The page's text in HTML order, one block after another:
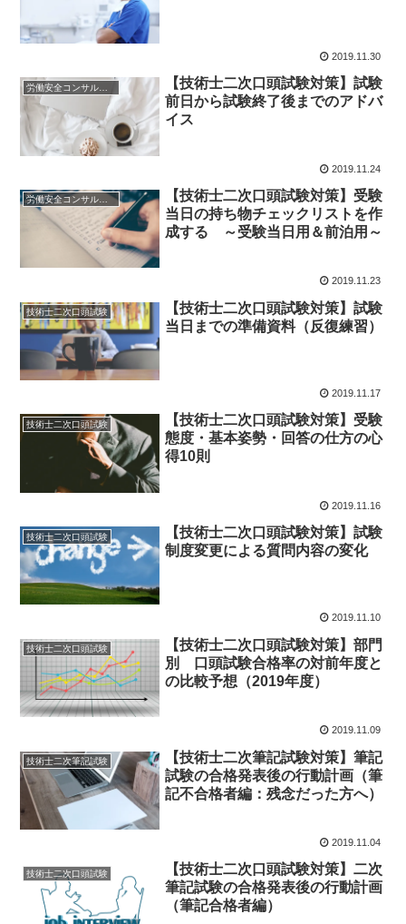
2019.11.30
労働安全コンサルタント
【技術士二次口頭試験対策】試験
前日から試験終了後までのアドバ
イス
2019.11.24
労働安全コンサルタント
【技術士二次口頭試験対策】受験
当日の持ち物チェックリストを作
成する ～受験当日用＆前泊用～
2019.11.23
技術士二次口頭試験
【技術士二次口頭試験対策】試験
当日までの準備資料（反復練習）
2019.11.17
技術士二次口頭試験
【技術士二次口頭試験対策】受験
態度・基本姿勢・回答の仕方の心
得10則
2019.11.16
技術士二次口頭試験
【技術士二次口頭試験対策】試験
制度変更による質問内容の変化
2019.11.10
技術士二次口頭試験
【技術士二次口頭試験対策】部門
別 口頭試験合格率の対前年度と
の比較予想（2019年度）
2019.11.09
技術士二次筆記試験
【技術士二次筆記試験対策】筆記
試験の合格発表後の行動計画（筆
記不合格者編：残念だった方へ）
2019.11.04
技術士二次口頭試験
【技術士二次口頭試験対策】二次
筆記試験の合格発表後の行動計画
（筆記合格者編）